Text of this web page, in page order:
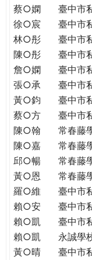
蔡○嫻
臺中市
徐○宸
臺中市
林○彤
臺中市
陳○彤
臺中市
詹○嫻
臺中市
張○承
臺中市
黃○鈞
臺中市
蔡○方
臺中市
陳○翰
常春藤
陳○嘉
常春藤
邱○暢
常春藤
黃○恩
常春藤
羅○維
臺中市
賴○安
臺中市
賴○凱
臺中市
賴○凱
永誠學
黃○晴
臺中市